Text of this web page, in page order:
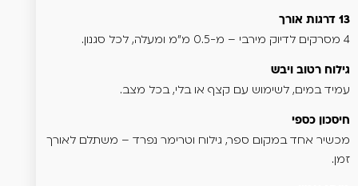
13 דרגות אורך
4 מסרקים לדיוק מירבי – מ-0.5 מ"מ ומעלה, לכל סגנון.
גילוח רטוב ויבש
עמיד במים, לשימוש עם קצף או בלי, בכל מצב.
חיסכון כספי
מכשיר אחד במקום ספר, גילוח וטרימר נפרד – משתלם לאורך
זמן.